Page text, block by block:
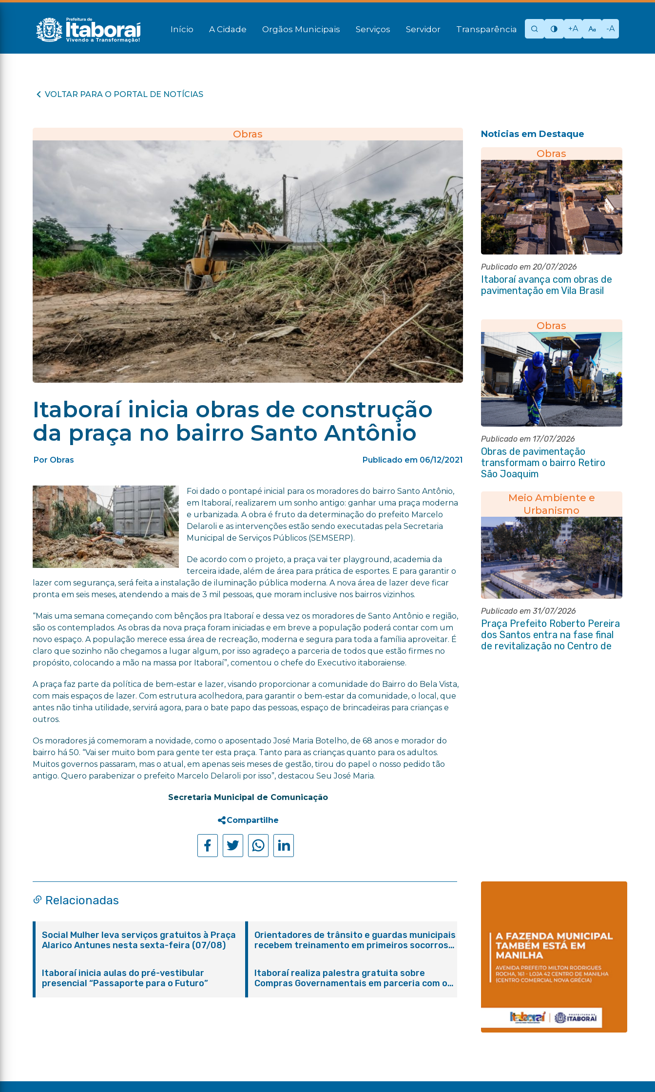
Início A Cidade Orgãos Municipais Serviços Servidor Transparência +A -A
VOLTAR PARA O PORTAL DE NOTÍCIAS
Obras
Itaboraí inicia obras de construção
da praça no bairro Santo Antônio
Por Obras Publicado em 06/12/2021
Foi dado o pontapé inicial para os moradores do bairro Santo Antônio,
em Itaboraí, realizarem um sonho antigo: ganhar uma praça moderna
e urbanizada. A obra é fruto da determinação do prefeito Marcelo
Delaroli e as intervenções estão sendo executadas pela Secretaria
Municipal de Serviços Públicos (SEMSERP).
De acordo com o projeto, a praça vai ter playground, academia da
terceira idade, além de área para prática de esportes. E para garantir o
lazer com segurança, será feita a instalação de iluminação pública moderna. A nova área de lazer deve ficar
pronta em seis meses, atendendo a mais de 3 mil pessoas, que moram inclusive nos bairros vizinhos.
“Mais uma semana começando com bênçãos pra Itaboraí e dessa vez os moradores de Santo Antônio e região,
são os contemplados. As obras da nova praça foram iniciadas e em breve a população poderá contar com um
novo espaço. A população merece essa área de recreação, moderna e segura para toda a família aproveitar. É
claro que sozinho não chegamos a lugar algum, por isso agradeço a parceria de todos que estão firmes no
propósito, colocando a mão na massa por Itaboraí”, comentou o chefe do Executivo itaboraiense.
A praça faz parte da política de bem-estar e lazer, visando proporcionar a comunidade do Bairro do Bela Vista,
com mais espaços de lazer. Com estrutura acolhedora, para garantir o bem-estar da comunidade, o local, que
antes não tinha utilidade, servirá agora, para o bate papo das pessoas, espaço de brincadeiras para crianças e
outros.
Os moradores já comemoram a novidade, como o aposentado José Maria Botelho, de 68 anos e morador do
bairro há 50. “Vai ser muito bom para gente ter esta praça. Tanto para as crianças quanto para os adultos.
Muitos governos passaram, mas o atual, em apenas seis meses de gestão, tirou do papel o nosso pedido tão
antigo. Quero parabenizar o prefeito Marcelo Delaroli por isso”, destacou Seu José Maria.
Secretaria Municipal de Comunicação
Compartilhe
Noticias em Destaque
Obras
Publicado em 20/07/2026
Itaboraí avança com obras de
pavimentação em Vila Brasil
Obras
Publicado em 17/07/2026
Obras de pavimentação
transformam o bairro Retiro
São Joaquim
Meio Ambiente e
Urbanismo
Publicado em 31/07/2026
Praça Prefeito Roberto Pereira
dos Santos entra na fase final
de revitalização no Centro de
Relacionadas
Social Mulher leva serviços gratuitos à Praça
Alarico Antunes nesta sexta-feira (07/08)
Orientadores de trânsito e guardas municipais
recebem treinamento em primeiros socorros
Itaboraí inicia aulas do pré-vestibular
presencial “Passaporte para o Futuro”
Itaboraí realiza palestra gratuita sobre
Compras Governamentais em parceria com o